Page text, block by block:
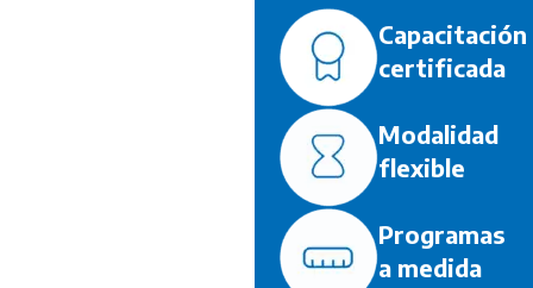
Capacitación
certificada
Modalidad
flexible
Programas
a medida